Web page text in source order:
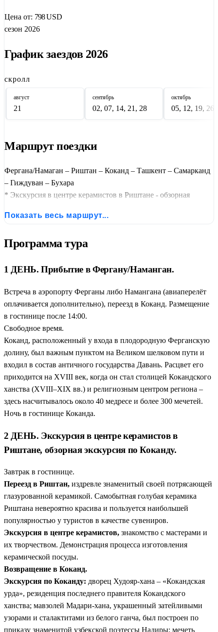
Цена от: 798USD
сезон 2026
График заездов 2026
скролл
август
21
сентябрь
02, 07, 14, 21, 28
октябрь
05, 12, 19, 26
Маршрут поездки
Фергана/Намаган – Риштан – Коканд – Ташкент – Самарканд
– Гиждуван – Бухара
* Экскурсия в центре керамистов в Риштане - обзорная
по Ташкенту (Старый город) - обед в знаменитом
Самарканду - посещение потомственных мастеров-
Бухары - обзорная экскурсия по Бухаре
Показать весь маршрут...
Программа тура
1 ДЕНЬ. Прибытие в Фергану/Наманган.
Встреча в аэропорту Ферганы либо Намангана (авиаперелёт
оплачивается дополнительно), переезд в Коканд. Размещение
в гостинице после 14:00.
Свободное время.
Коканд, расположенный у входа в плодородную Ферганскую
долину, был важным пунктом на Великом шелковом пути и
входил в состав античного государства Давань. Расцвет его
приходится на XVIII век, когда он стал столицей Кокандского
ханства (XVIII–XIX вв.) и религиозным центром региона –
здесь насчитывалось около 40 медресе и более 300 мечетей.
Ночь в гостинице Коканда.
2 ДЕНЬ. Экскурсия в центре керамистов в
Риштане, обзорная экскурсия по Коканду.
Завтрак в гостинице.
Переезд в Риштан, издревле знаменитый своей потрясающей
глазурованной керамикой. Самобытная голубая керамика
Риштана невероятно красива и пользуется наибольшей
популярностью у туристов в качестве сувениров.
Экскурсия в центре керамистов, знакомство с мастерами и
их творчеством. Демонстрация процесса изготовления
керамической посуды.
Возвращение в Коканд.
Экскурсия по Коканду: дворец Худояр-хана – «Кокандская
урда», резиденция последнего правителя Кокандского
ханства; мавзолей Мадари-хана, украшенный затейливыми
узорами и сталактитами из белого ганча, был построен по
приказу знаменитой узбекской поэтессы Надиры; мечеть